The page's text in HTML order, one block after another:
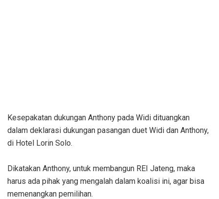
Kesepakatan dukungan Anthony pada Widi dituangkan
dalam deklarasi dukungan pasangan duet Widi dan Anthony,
di Hotel Lorin Solo.
Dikatakan Anthony, untuk membangun REI Jateng, maka
harus ada pihak yang mengalah dalam koalisi ini, agar bisa
memenangkan pemilihan.